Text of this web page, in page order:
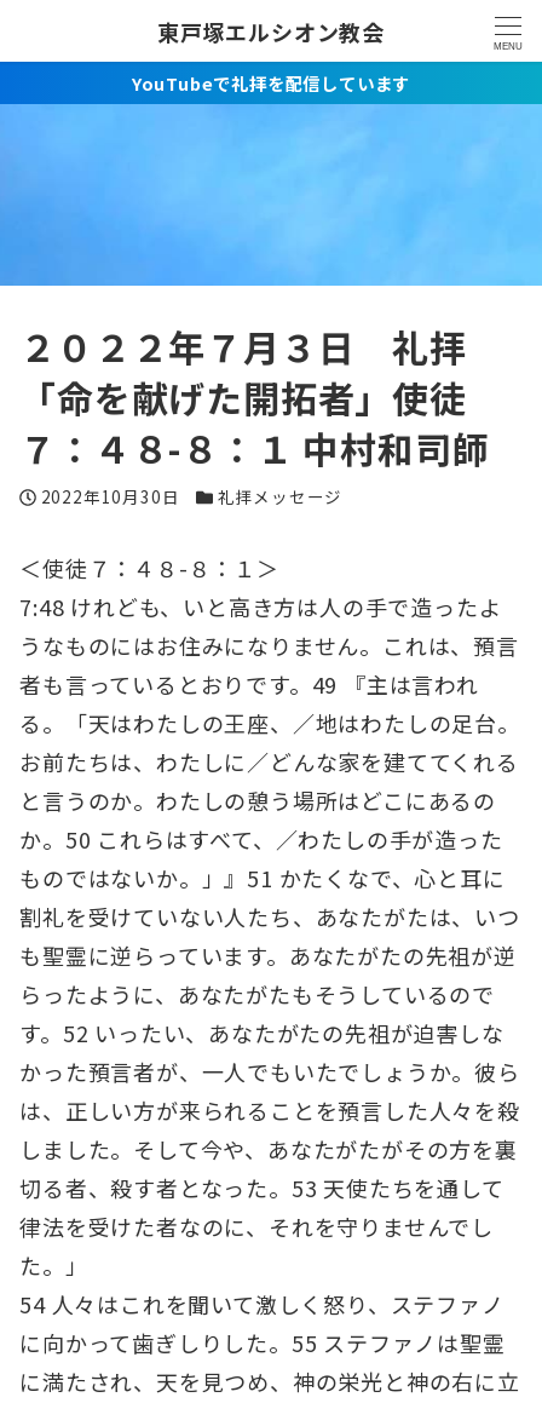
東戸塚エルシオン教会
MENU
YouTubeで礼拝を配信しています
２０２２年７月３日 礼拝
「命を献げた開拓者」使徒
７：４８-８：１ 中村和司師
投稿日
2022年10月30日 カテゴリー
礼拝メッセージ
＜使徒７：４８-８：１＞
7:48 けれども、いと高き方は人の手で造ったよ
うなものにはお住みになりません。これは、預言
者も言っているとおりです。49 『主は言われ
る。「天はわたしの王座、／地はわたしの足台。
お前たちは、わたしに／どんな家を建ててくれる
と言うのか。わたしの憩う場所はどこにあるの
か。50 これらはすべて、／わたしの手が造った
ものではないか。」』51 かたくなで、心と耳に
割礼を受けていない人たち、あなたがたは、いつ
も聖霊に逆らっています。あなたがたの先祖が逆
らったように、あなたがたもそうしているので
す。52 いったい、あなたがたの先祖が迫害しな
かった預言者が、一人でもいたでしょうか。彼ら
は、正しい方が来られることを預言した人々を殺
しました。そして今や、あなたがたがその方を裏
切る者、殺す者となった。53 天使たちを通して
律法を受けた者なのに、それを守りませんでし
た。」
54 人々はこれを聞いて激しく怒り、ステファノ
に向かって歯ぎしりした。55 ステファノは聖霊
に満たされ、天を見つめ、神の栄光と神の右に立